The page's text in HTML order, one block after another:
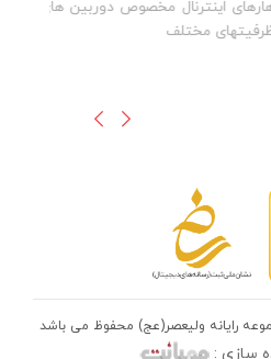
مخصوص دوربین های مدار بسته در
رایانه ولیعصر(عج) محفوظ می باشد
سازی :